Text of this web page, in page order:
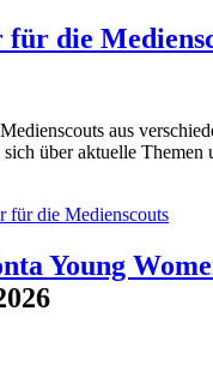
die
aus
über aktuelle
die Medienscouts
Young